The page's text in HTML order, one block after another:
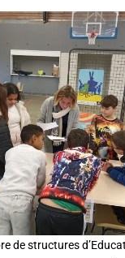
de structures